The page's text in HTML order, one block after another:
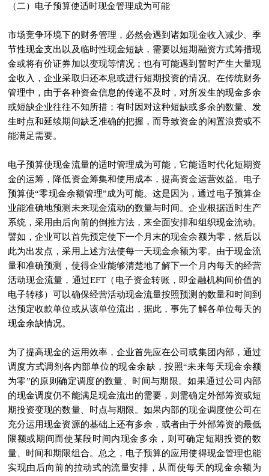
（二）电子预算使适时现金管理成为可能
市场竞争环境下的财务管理，必然会遇到诸如现金收入减少、季
节性现金支出以及临时性现金短缺，需要以短期融资方式筹措现
金或将有价证券加以变现等情况；也有可能遇到暂时产生大量现
金收入，企业采取归还本息或进行短期投资的情况。在传统财务
管理中，由于各种资金信息的传递不及时，对所发生的现金多余
或短缺企业往往不知所措；有时因对这种短缺或多余的数量、发
生时点和延续期间缺乏准确的把握，而导致资金的闲置浪费或不
能满足需要。
电子预算使现金流量的适时管理成为可能，它能适时代化短期资
金的运筹，降低资金筹集和使用成本，提高资金运营效益。电子
预算使“零现金余额管理”成为可能。这是因为，通过电子预算企
业能准确地预测未来现金流动的数量与时间。企业根据适时生产
系统，采用由后向前的倒推方法，来全面安排和组织现金流动。
譬如，企业可以首先预定使下一个月末的现金余额为零，然后以
此为出发点，采用上述方法使每一天现金余额为零。由于现金流
量和准确预测，使得企业能够清楚地了解下一个月内每天的经营
活动现金流量，通过EFT（电子资金转账，即金融机构间价值的
电子转移）可以确保经营活动现金流量按照预测的数量和时间到
达预定收款单位或从该单位流出，据此，事先了解各单位每天的
现金余缺情况。
为了提高现金的运用效率，企业首先应在公司或集团内部，通过
调度方式调剂各内部单位的现金余缺，按照“未来每天现金余额
为零”的原则确定调度的数量、时间与期限。如果通过公司内部
的现金调度仍不能满足现金流出的需要，则需确定外部筹资或短
期投资变现的数量、时点与期限。如果内部的现金调度使公司在
充分运用现金资源的基础上还有多余，或者由于外部筹资的最低
限额或期间而使某段时间内现金多余，则可确定短期投资的数
量、时间和期限组合。总之，电子预算的应用使得现金管理也能
实现由后向前的拉动式的流量安排，从而使每天的现金余额为